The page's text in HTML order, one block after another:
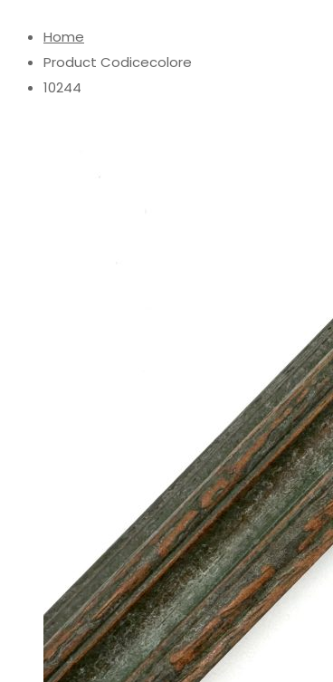
Home
Product Codicecolore
10244